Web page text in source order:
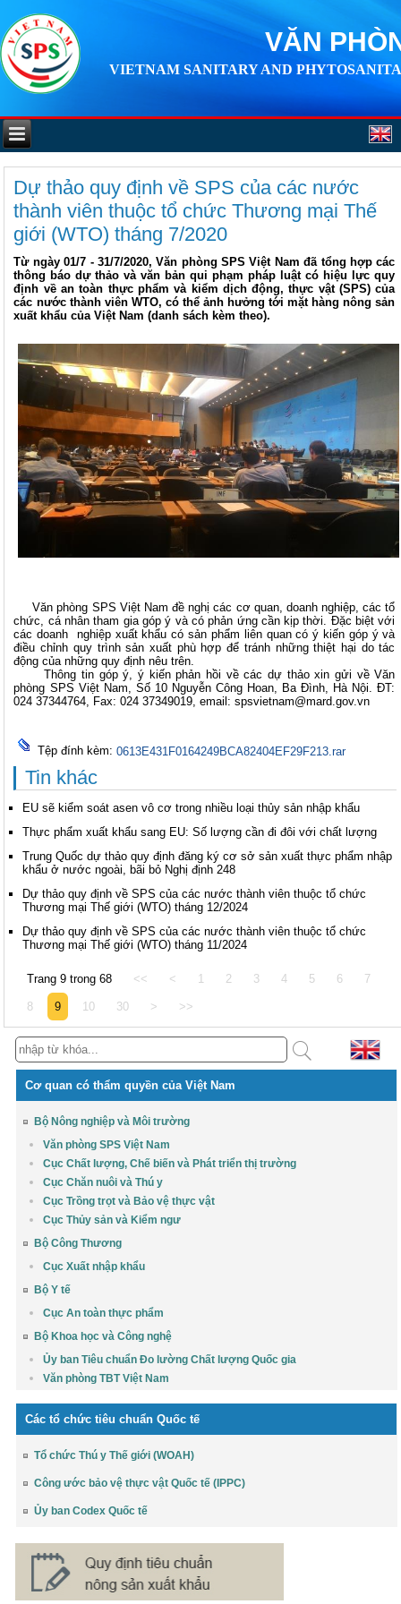
VĂN
VIETNAM SANITARY AND
Dự thảo quy định về SPS của các nước
thành viên thuộc tổ chức Thương mại Thế
giới (WTO) tháng 7/2020
Từ ngày 01/7 - 31/7/2020, Văn phòng SPS Việt Nam đã tổng hợp các
thông báo dự thảo và văn bản qui phạm pháp luật có hiệu lực quy
định về an toàn thực phẩm và kiểm dịch động, thực vật (SPS) của
các nước thành viên WTO, có thể ảnh hưởng tới mặt hàng nông sản
xuất khẩu của Việt Nam (danh sách kèm theo).
Văn phòng SPS Việt Nam đề nghị các cơ quan, doanh nghiệp, các tổ
chức, cá nhân tham gia góp ý và có phản ứng cần kịp thời. Đặc biệt với
các doanh nghiệp xuất khẩu có sản phẩm liên quan có ý kiến góp ý và
điều chỉnh quy trình sản xuất phù hợp để tránh những thiệt hại do tác
động của những quy định nêu trên.
Thông tin góp ý, ý kiến phản hồi về các dự thảo xin gửi về Văn
phòng SPS Việt Nam, Số 10 Nguyễn Công Hoan, Ba Đình, Hà Nội. ĐT:
024 37344764, Fax: 024 37349019, email: spsvietnam@mard.gov.vn
Tệp đính kèm: 0613E431F0164249BCA82404EF29F213.rar
Tin khác
EU sẽ kiểm soát asen vô cơ trong nhiều loại thủy sản nhập khẩu
Thực phẩm xuất khẩu sang EU: Số lượng cần đi đôi với chất lượng
Trung Quốc dự thảo quy định đăng ký cơ sở sản xuất thực phẩm nhập
khẩu ở nước ngoài, bãi bỏ Nghị định 248
Dự thảo quy định về SPS của các nước thành viên thuộc tổ chức
Thương mại Thế giới (WTO) tháng 12/2024
Dự thảo quy định về SPS của các nước thành viên thuộc tổ chức
Thương mại Thế giới (WTO) tháng 11/2024
Trang 9 trong 68 << < 1 2 3 4 5 6 7
8 9 10 30 > >>
Cơ quan có thẩm quyền của Việt Nam
Bộ Nông nghiệp và Môi trường
Văn phòng SPS Việt Nam
Cục Chất lượng, Chế biến và Phát triển thị trường
Cục Chăn nuôi và Thú y
Cục Trồng trọt và Bảo vệ thực vật
Cục Thủy sản và Kiểm ngư
Bộ Công Thương
Cục Xuất nhập khẩu
Bộ Y tế
Cục An toàn thực phẩm
Bộ Khoa học và Công nghệ
Ủy ban Tiêu chuẩn Đo lường Chất lượng Quốc gia
Văn phòng TBT Việt Nam
Các tổ chức tiêu chuẩn Quốc tế
Tổ chức Thú y Thế giới (WOAH)
Công ước bảo vệ thực vật Quốc tế (IPPC)
Ủy ban Codex Quốc tế